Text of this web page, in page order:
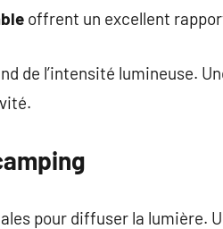
offrent un excellent
de l’intensité lumineuse.
pour diffuser la lumière.